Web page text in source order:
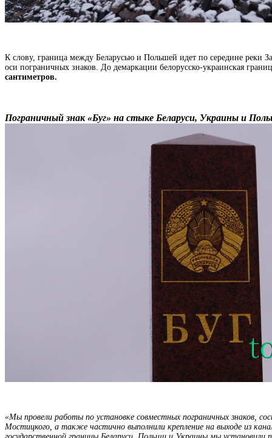
К слову, граница между Беларусью и Польшей идет по середине реки
оси пограничных знаков. До демаркации белорусско-украинская
сантиметров.
Пограничный знак «Буг» на стыке Беларуси, Украины и
«Мы провели работы по установке совместных пограничных знаков,
Мостицкого, а также частично выполнили крепление на выходе из